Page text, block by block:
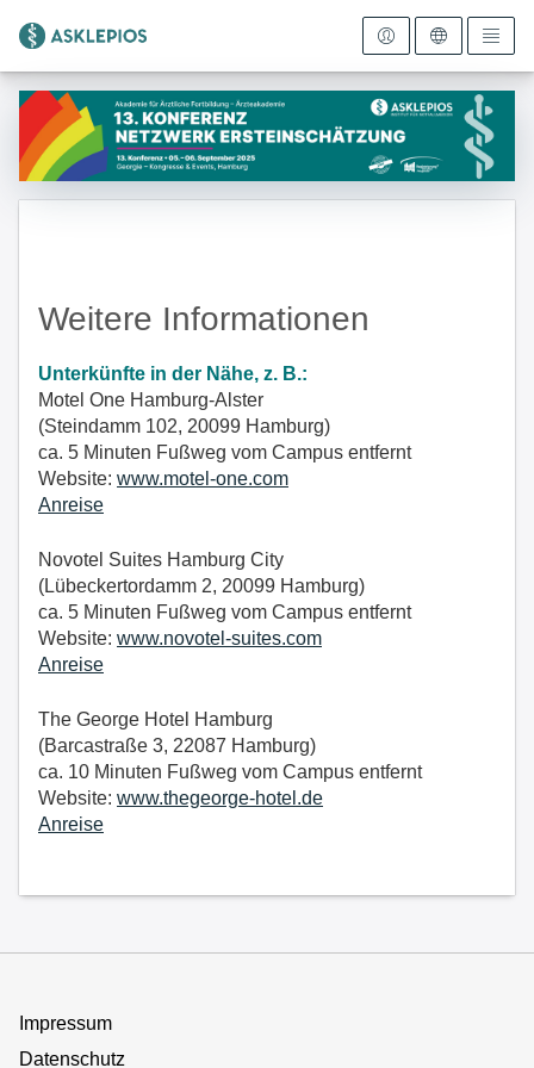
Zur Startseite
Weitere Informationen
Unterkünfte in der Nähe, z. B.:
Motel One Hamburg-Alster
(Steindamm 102, 20099 Hamburg)
ca. 5 Minuten Fußweg vom Campus entfernt
Website: www.motel-one.com
Anreise
Novotel Suites Hamburg City
(Lübeckertordamm 2, 20099 Hamburg)
ca. 5 Minuten Fußweg vom Campus entfernt
Website: www.novotel-suites.com
Anreise
The George Hotel Hamburg
(Barcastraße 3, 22087 Hamburg)
ca. 10 Minuten Fußweg vom Campus entfernt
Website: www.thegeorge-hotel.de
Anreise
Impressum
Datenschutz